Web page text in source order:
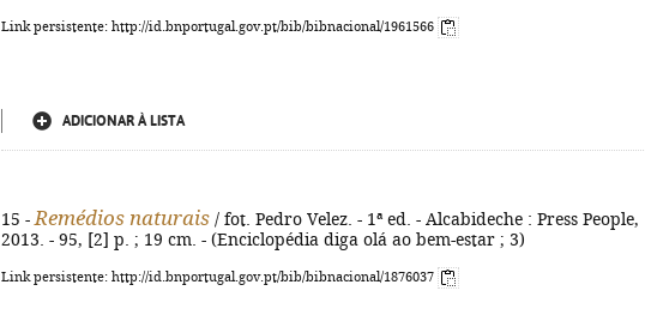
Link persistente: http://id.bnportugal.gov.pt/bib/bibnacional/1961566
ADICIONAR À LISTA
15 - Remédios naturais / fot. Pedro Velez. - 1ª ed. - Alcabideche : Press People,
2013. - 95, [2] p. ; 19 cm. - (Enciclopédia diga olá ao bem-estar ; 3)
Link persistente: http://id.bnportugal.gov.pt/bib/bibnacional/1876037